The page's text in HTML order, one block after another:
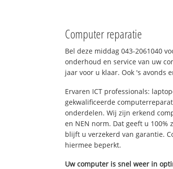
Computer reparatie
Bel deze middag 043-2061040
onderhoud en service van uw
jaar voor u klaar. Ook 's avonds
Ervaren ICT professionals:
gekwalificeerde
onderdelen. Wij zijn erkend
en NEN norm. Dat geeft u
blijft u verzekerd van garantie.
hiermee beperkt.
Uw computer is snel weer in